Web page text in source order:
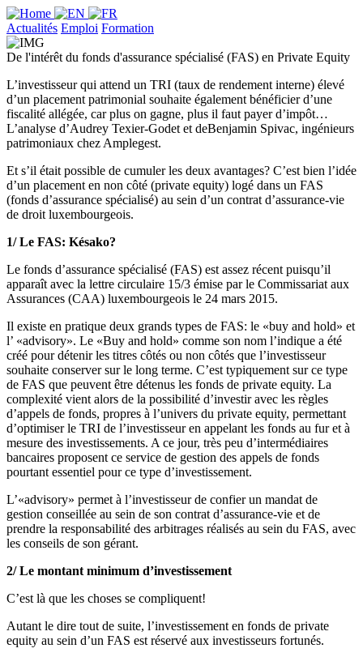
Actualités Emploi Formation
De l'intérêt du fonds d'assurance spécialisé (FAS) en Private Equity
L’investisseur qui attend un TRI (taux de rendement interne) élevé
d’un placement patrimonial souhaite également bénéficier d’une
fiscalité allégée, car plus on gagne, plus il faut payer d’impôt…
L’analyse d’Audrey Texier-Godet et deBenjamin Spivac, ingénieurs
patrimoniaux chez Amplegest.
Et s’il était possible de cumuler les deux avantages? C’est bien l’idée
d’un placement en non côté (private equity) logé dans un FAS
(fonds d’assurance spécialisé) au sein d’un contrat d’assurance-vie
de droit luxembourgeois.
1/ Le FAS: Késako?
Le fonds d’assurance spécialisé (FAS) est assez récent puisqu’il
apparaît avec la lettre circulaire 15/3 émise par le Commissariat aux
Assurances (CAA) luxembourgeois le 24 mars 2015.
Il existe en pratique deux grands types de FAS: le «buy and hold» et
l’ «advisory». Le «Buy and hold» comme son nom l’indique a été
créé pour détenir les titres côtés ou non côtés que l’investisseur
souhaite conserver sur le long terme. C’est typiquement sur ce type
de FAS que peuvent être détenus les fonds de private equity. La
complexité vient alors de la possibilité d’investir avec les règles
d’appels de fonds, propres à l’univers du private equity, permettant
d’optimiser le TRI de l’investisseur en appelant les fonds au fur et à
mesure des investissements. A ce jour, très peu d’intermédiaires
bancaires proposent ce service de gestion des appels de fonds
pourtant essentiel pour ce type d’investissement.
L’«advisory» permet à l’investisseur de confier un mandat de
gestion conseillée au sein de son contrat d’assurance-vie et de
prendre la responsabilité des arbitrages réalisés au sein du FAS, avec
les conseils de son gérant.
2/ Le montant minimum d’investissement
C’est là que les choses se compliquent!
Autant le dire tout de suite, l’investissement en fonds de private
equity au sein d’un FAS est réservé aux investisseurs fortunés.